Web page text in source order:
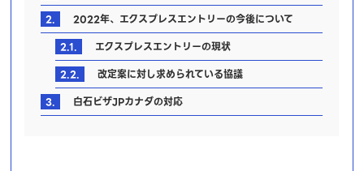
2.
2022年、エクスプレスエントリーの今後について
2.1.
エクスプレスエントリーの現状
2.2.
改定案に対し求められている協議
3.
白石ビザJPカナダの対応